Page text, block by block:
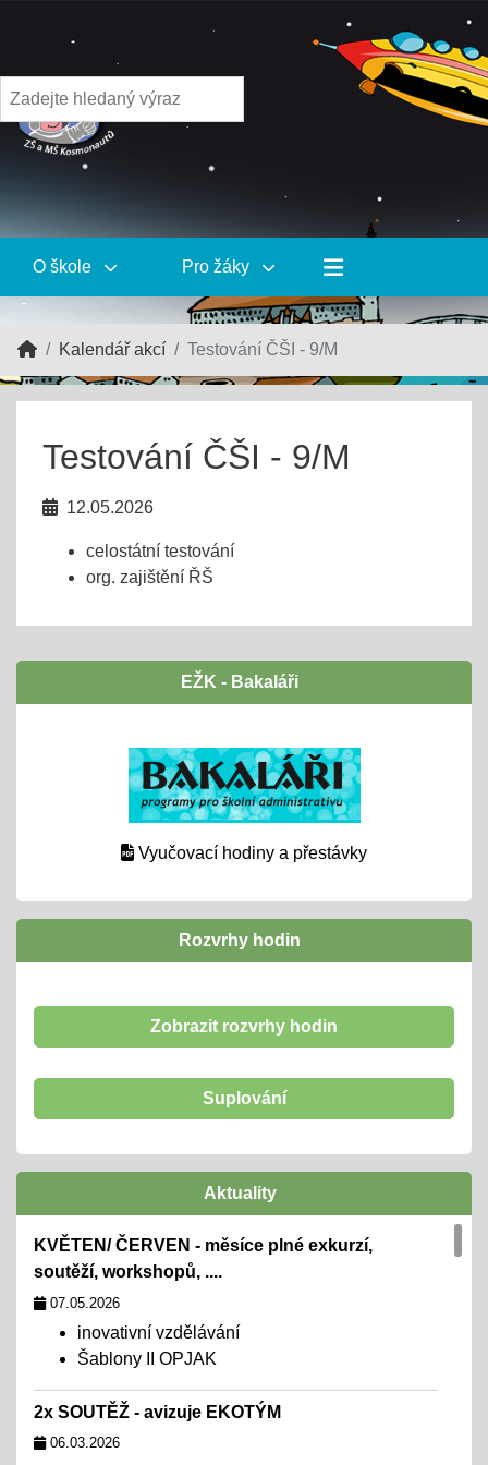
O škole Pro žáky
Kalendář akcí Testování ČŠI - 9/M
Testování ČŠI - 9/M
12.05.2026
celostátní testování
org. zajištění ŘŠ
EŽK - Bakaláři
Vyučovací hodiny a přestávky
Rozvrhy hodin
Zobrazit rozvrhy hodin
Suplování
Aktuality
KVĚTEN/ ČERVEN - měsíce plné exkurzí,
soutěží, workshopů, ....
07.05.2026
inovativní vzdělávání
Šablony II OPJAK
2x SOUTĚŽ - avizuje EKOTÝM
06.03.2026